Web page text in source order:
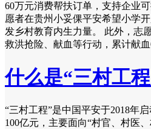
60万元消费帮扶订单，支持企业
愿者在贵州小妥倮平安希望小学
发乡村教育内生力量。 此外，志
救洪抢险、献血等行动，累计献血
什么是“三村工
“三村工程”是中国平安于2018年
100亿元，主要面向“村官、村医